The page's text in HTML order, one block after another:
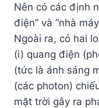
Nên có các định
điện” và “nhà
Ngoài ra, có hai
(i) quang điện
(tức là ánh sáng
(các photon)
mặt trời gây ra